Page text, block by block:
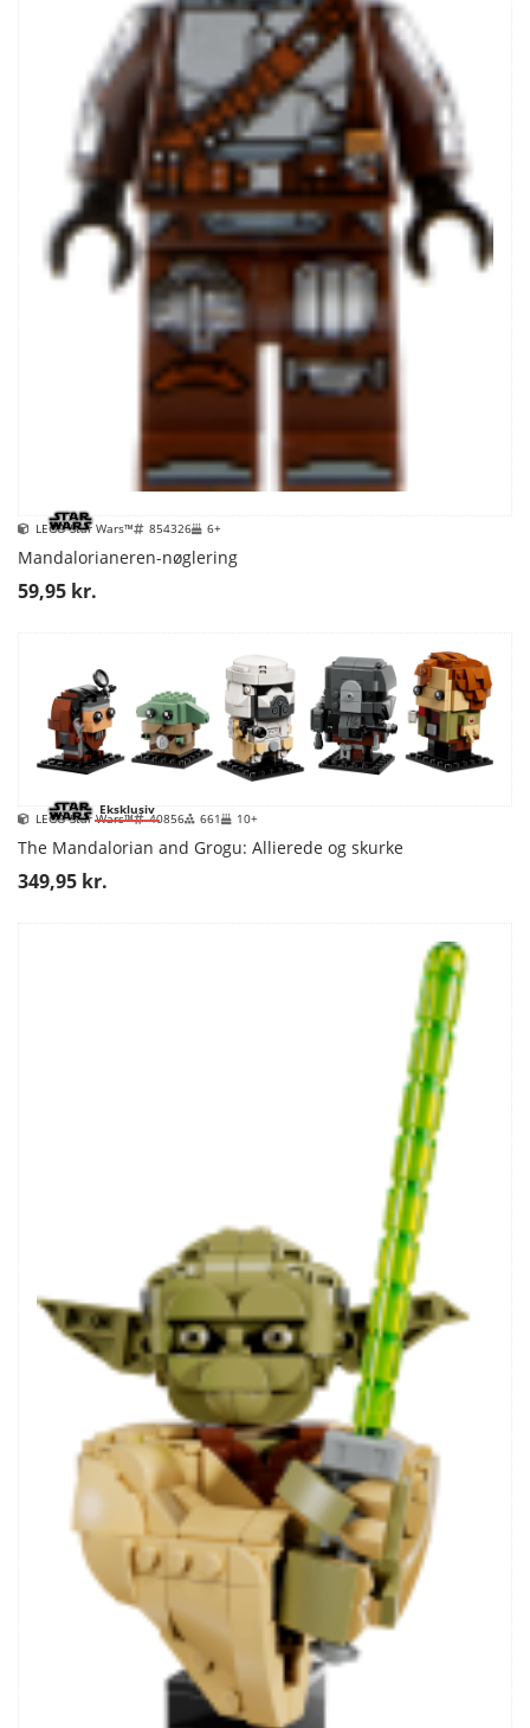
LEGO Star Wars™ 854326 6+
Mandalorianeren-nøglering
59,95 kr.
Eksklusiv
LEGO Star Wars™ 40856 661 10+
The Mandalorian and Grogu: Allierede og skurke
349,95 kr.